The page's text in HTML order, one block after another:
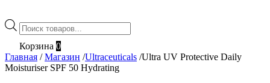
Поиск
товаров
Корзина 0
Главная / Магазин /Ultraceuticals /Ultra UV Protective Daily
Moisturiser SPF 50 Hydrating